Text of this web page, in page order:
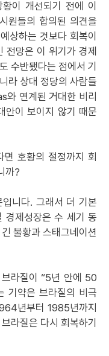
이 개선되기 전에 이
원들의 합의된 의견을
상하는 것보다 회복이
전망은 이 위기가 경제
수반됐다는 점에서 기
라 상대 정당의 사람들
연계된 거대한 비리
안이 보이지 않기 때문
호황의 절정까지 회
까?
니다. 그래서 더 기본
경제성장은 수 세기 동
불황과 스태그네이션
라질이 “5년 안에 50
기약은 브라질의 비극
년부터 1985년까지
라질은 다시 회복하기